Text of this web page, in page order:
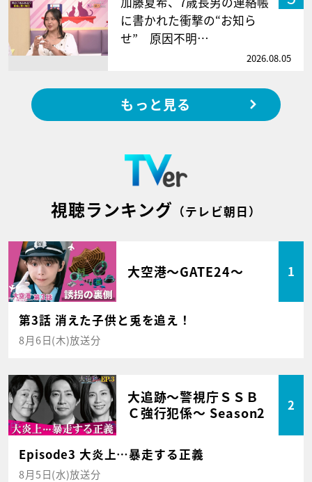
に書かれた衝撃の“お知ら
せ” 原因不明…
2026.08.05
もっと見る
視聴ランキング （テレビ朝日）
大空港～GATE24～ 1
第3話 消えた子供と兎を追え！
8月6日(木)放送分
大追跡～警視庁ＳＳＢ
Ｃ強行犯係～ Season2
2
Episode3 大炎上…暴走する正義
8月5日(水)放送分